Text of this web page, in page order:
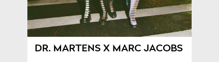
DR. MARTENS X MARC JACOBS